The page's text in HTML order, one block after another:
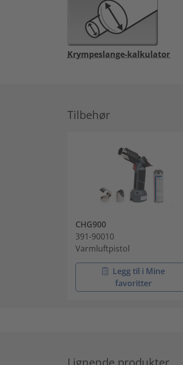
Krympeslange-kalkulator
Tilbehør
CHG900
391-90010
Varmluftpistol
Legg til i Mine
favoritter